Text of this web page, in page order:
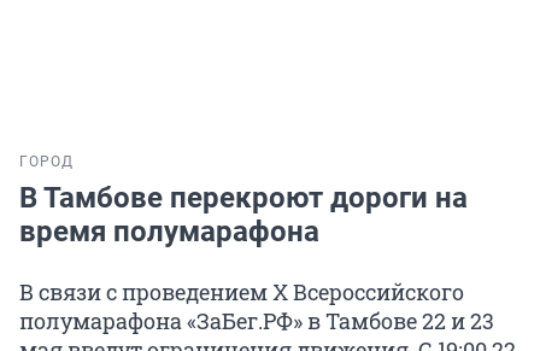
ГОРОД
В Тамбове перекроют дороги на
время полумарафона
В связи с проведением X Всероссийского
полумарафона «ЗаБег.РФ» в Тамбове 22 и 23